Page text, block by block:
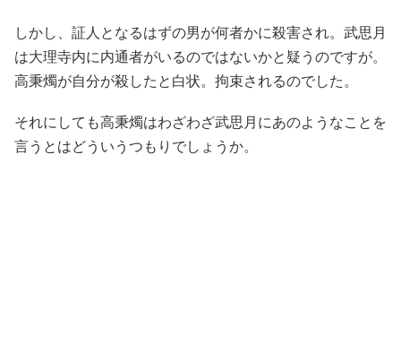
しかし、証人となるはずの男が何者かに殺害され。武思月
は大理寺内に内通者がいるのではないかと疑うのですが。
高秉燭が自分が殺したと白状。拘束されるのでした。
それにしても高秉燭はわざわざ武思月にあのようなことを
言うとはどういうつもりでしょうか。